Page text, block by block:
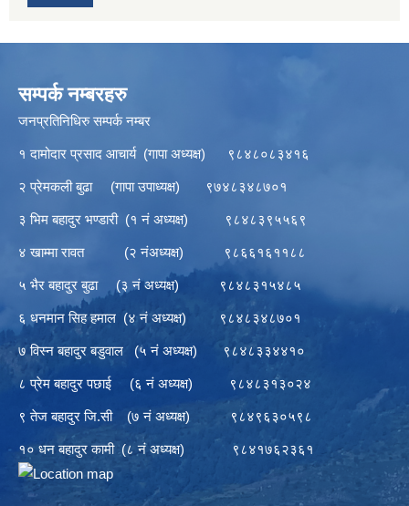
सम्पर्क नम्बरहरु
जनप्रतिनिधिरु सम्पर्क नम्बर
१ दामोदार प्रसाद आचार्य (गापा अध्यक्ष) ९८४८०८३४१६
२ प्रेमकली बुढा (गापा उपाध्यक्ष) ९७४८३४८७०१
३ भिम बहादुर भण्डारी (१ नं अध्यक्ष) ९८४८३९५५६९
४ खाम्मा रावत (२ नंअध्यक्ष) ९८६६१६११८८
५ भैर बहादुर बुढा (३ नं अध्यक्ष) ९८४८३१५४८५
६ धनमान सिह हमाल (४ नं अध्यक्ष) ९८४८३४८७०१
७ विस्न बहादुर बडुवाल (५ नं अध्यक्ष) ९८४८३३४४१०
८ प्रेम बहादुर पछाई (६ नं अध्यक्ष) ९८४८३१३०२४
९ तेज बहादुर जि.सी (७ नं अध्यक्ष) ९८४९६३०५९८
१० धन बहादुर कामी (८ नं अध्यक्ष) ९८४१७६२३६१